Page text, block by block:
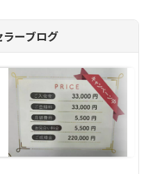
ーブログ